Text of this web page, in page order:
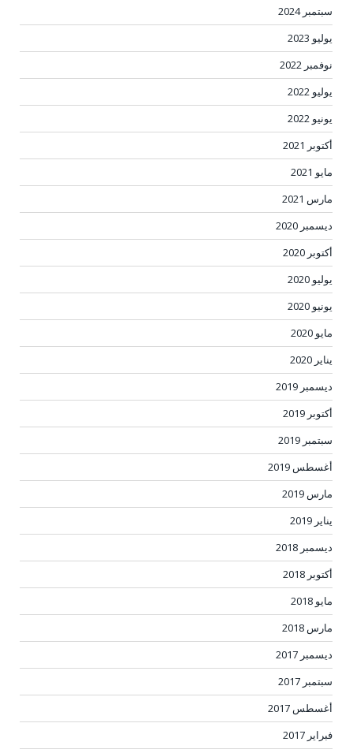
سبتمبر 2024
يوليو 2023
نوفمبر 2022
يوليو 2022
يونيو 2022
أكتوبر 2021
مايو 2021
مارس 2021
ديسمبر 2020
أكتوبر 2020
يوليو 2020
يونيو 2020
مايو 2020
يناير 2020
ديسمبر 2019
أكتوبر 2019
سبتمبر 2019
أغسطس 2019
مارس 2019
يناير 2019
ديسمبر 2018
أكتوبر 2018
مايو 2018
مارس 2018
ديسمبر 2017
سبتمبر 2017
أغسطس 2017
فبراير 2017